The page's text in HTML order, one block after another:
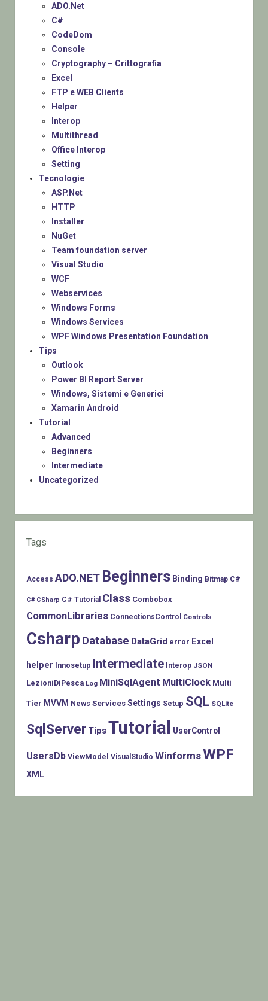
ADO.Net
C#
CodeDom
Console
Cryptography – Crittografia
Excel
FTP e WEB Clients
Helper
Interop
Multithread
Office Interop
Setting
Tecnologie
ASP.Net
HTTP
Installer
NuGet
Team foundation server
Visual Studio
WCF
Webservices
Windows Forms
Windows Services
WPF Windows Presentation Foundation
Tips
Outlook
Power BI Report Server
Windows, Sistemi e Generici
Xamarin Android
Tutorial
Advanced
Beginners
Intermediate
Uncategorized
Tags
Access ADO.NET Beginners Binding Bitmap C#
C# CSharp C# Tutorial Class Combobox
CommonLibraries ConnectionsControl Controls
Csharp Database DataGrid error Excel
helper Innosetup Intermediate Interop JSON
LezioniDiPesca Log MiniSqlAgent MultiClock Multi
Tier MVVM News Services Settings Setup SQL SQLite
SqlServer TipsTutorial UserControl
UsersDb ViewModel VisualStudio WinformsWPF
XML